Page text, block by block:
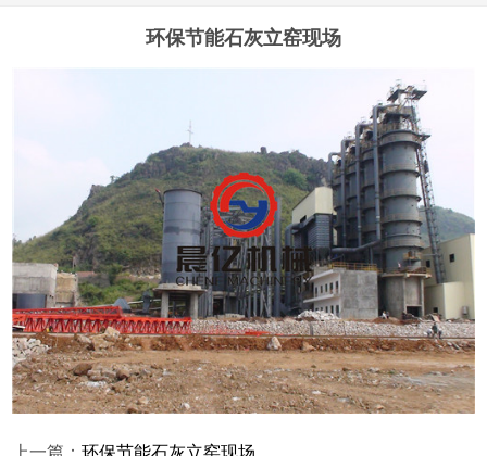
环保节能石灰立窑现场
上一篇：环保节能石灰立窑现场